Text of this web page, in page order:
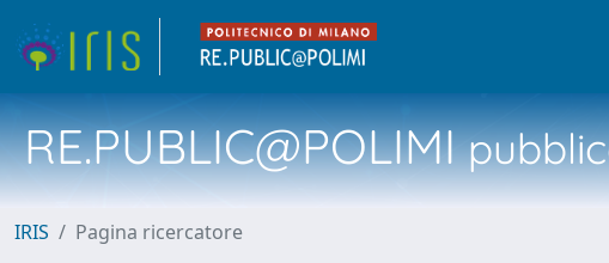
RE.PUBLIC@POLIMI
IRIS Pagina ricercatore